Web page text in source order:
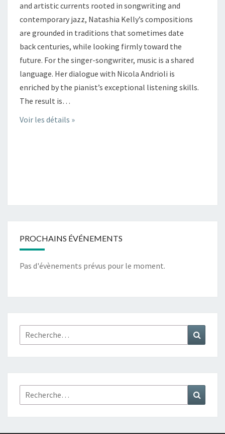
and artistic currents rooted in songwriting and
contemporary jazz, Natashia Kelly’s compositions
are grounded in traditions that sometimes date
back centuries, while looking firmly toward the
future. For the singer-songwriter, music is a shared
language. Her dialogue with Nicola Andrioli is
enriched by the pianist’s exceptional listening skills.
The result is…
Voir les détails »
PROCHAINS ÉVÉNEMENTS
Pas d'évènements prévus pour le moment.
Rechercher :
Rechercher :